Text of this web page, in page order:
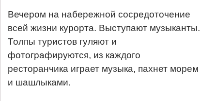
Вечером на набережной сосредоточение
всей жизни курорта. Выступают музыканты.
Толпы туристов гуляют и
фотографируются, из каждого
ресторанчика играет музыка, пахнет морем
и шашлыками.